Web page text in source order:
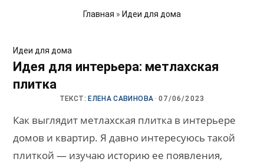
Главная » Идеи для дома
Идеи для дома
Идея для интерьера: метлахская
плитка
ТЕКСТ: ЕЛЕНА САВИНОВА ·07/06/2023
Как выглядит метлахская плитка в интерьере
домов и квартир. Я давно интересуюсь такой
плиткой — изучаю историю ее появления,